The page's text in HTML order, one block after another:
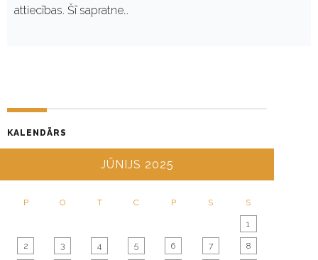
attiecības. Šī sapratne…
KALENDĀRS
JŪNIJS 2025
P O T C P S S
1
2 3 4 5 6 7 8